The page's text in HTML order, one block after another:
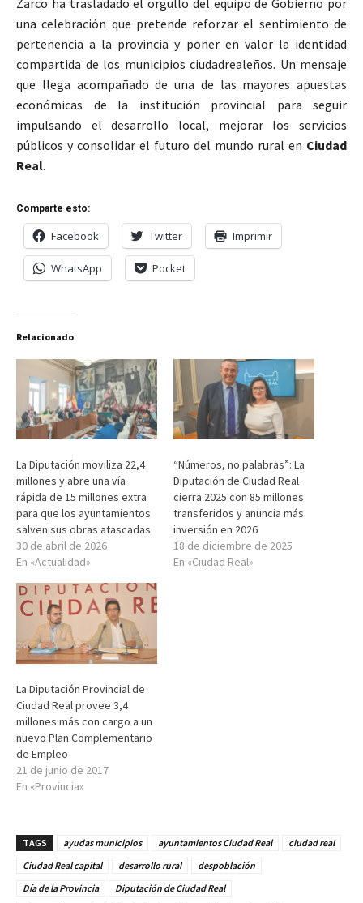
una celebración que pretende reforzar el sentimiento de
pertenencia a la provincia y poner en valor la identidad
compartida de los municipios ciudadrealeños. Un mensaje
que llega acompañado de una de las mayores apuestas
económicas de la institución provincial para seguir
impulsando el desarrollo local, mejorar los servicios
públicos y consolidar el futuro del mundo rural en Ciudad
Real.
Comparte esto:
Facebook Twitter Imprimir
WhatsApp Pocket
Relacionado
La Diputación moviliza 22,4
millones y abre una vía
rápida de 15 millones extra
para que los ayuntamientos
salven sus obras atascadas
30 de abril de 2026
En «Actualidad»
“Números, no palabras”: La
Diputación de Ciudad Real
cierra 2025 con 85 millones
transferidos y anuncia más
inversión en 2026
18 de diciembre de 2025
En «Ciudad Real»
La Diputación Provincial de
Ciudad Real provee 3,4
millones más con cargo a un
nuevo Plan Complementario
de Empleo
21 de junio de 2017
En «Provincia»
TAGS ayudas municipios ayuntamientos Ciudad Real
ciudad real
Ciudad Real capital
desarrollo rural
despoblación
Día de la Provincia
Diputación de Ciudad Real